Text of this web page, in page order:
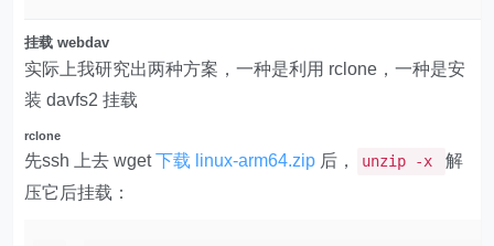
挂载 webdav
实际上我研究出两种方案，一种是利用 rclone，一种是安
装 davfs2 挂载
rclone
先ssh 上去 wget 下载 linux-arm64.zip 后， unzip -x
解
压它后挂载：